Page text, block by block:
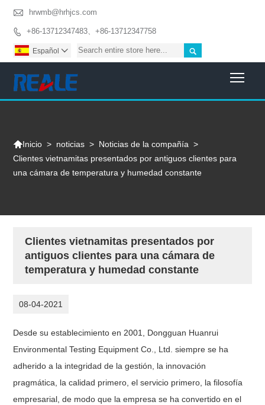
 hrwmb@hrhjcs.com
 +86-13712347483、+86-13712347758

Español 
Inicio > noticias > Noticias de la compañía >
Clientes vietnamitas presentados por antiguos clientes para
una cámara de temperatura y humedad constante
Clientes vietnamitas presentados por
antiguos clientes para una cámara de
temperatura y humedad constante
08-04-2021
Desde su establecimiento en 2001, Dongguan Huanrui
Environmental Testing Equipment Co., Ltd. siempre se ha
adherido a la integridad de la gestión, la innovación
pragmática, la calidad primero, el servicio primero, la filosofía
empresarial, de modo que la empresa se ha convertido en el